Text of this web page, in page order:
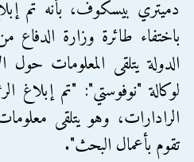
دميتري بيسكوف، بأنه تم
باختفاء طائرة وزارة
الدولة يتلقى المعلومات
لوكالة "نوفوستي": "تم إبلاغ
الرادارات، وهو يتلقى
تقوم بأعمال البحث".